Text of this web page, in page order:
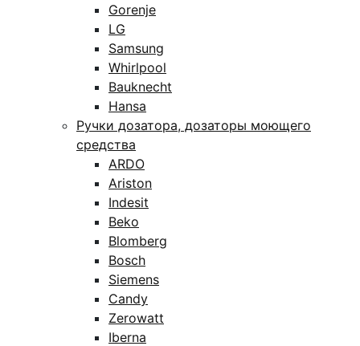
Gorenje
LG
Samsung
Whirlpool
Bauknecht
Hansa
Ручки дозатора, дозаторы моющего
средства
ARDO
Ariston
Indesit
Beko
Blomberg
Bosch
Siemens
Candy
Zerowatt
Iberna